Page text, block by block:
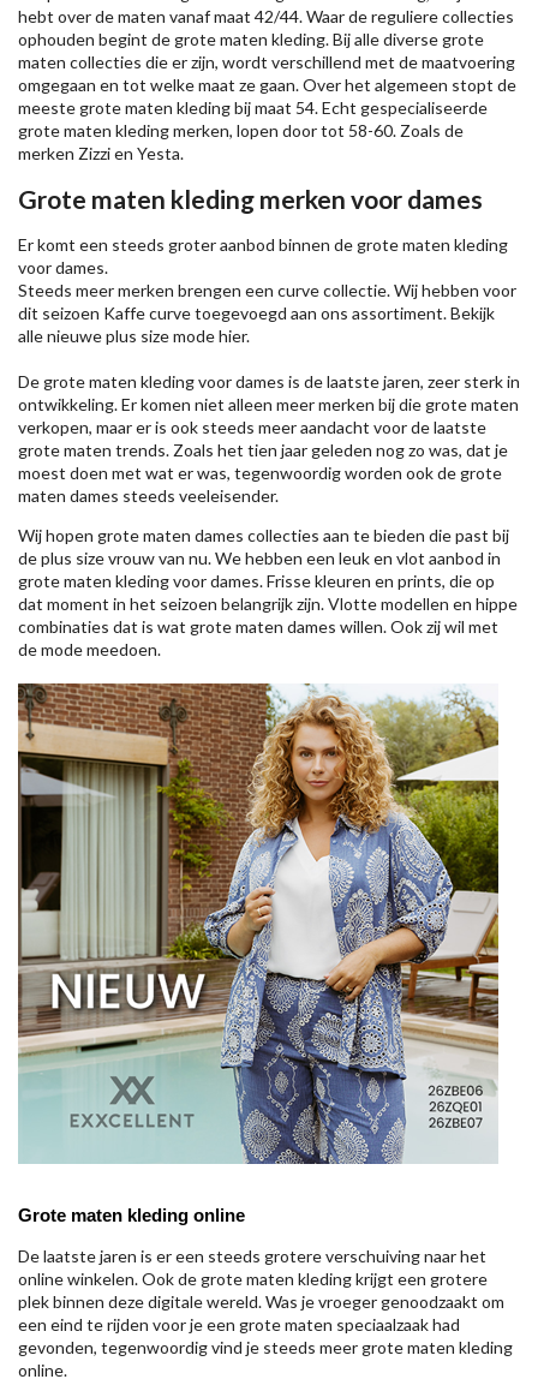
hebt over de maten vanaf maat 42/44. Waar de reguliere collecties
ophouden begint de grote maten kleding. Bij alle diverse grote
maten collecties die er zijn, wordt verschillend met de maatvoering
omgegaan en tot welke maat ze gaan. Over het algemeen stopt de
meeste grote maten kleding bij maat 54. Echt gespecialiseerde
grote maten kleding merken, lopen door tot 58-60. Zoals de
merken Zizzien Yesta.
Grote maten kleding merken voor dames
Er komt een steeds groter aanbod binnen de grote maten kleding
voor dames.
Steeds meer merken brengen een curve collectie. Wij hebben voor
dit seizoen Kaffecurve toegevoegd aan ons assortiment. Bekijk
alle nieuweplus size modehier.
De grote maten kleding voor dames is de laatste jaren, zeer sterk in
ontwikkeling. Er komen niet alleen meer merken bij die grote maten
verkopen, maar er is ook steeds meer aandacht voor de laatste
grote maten trends. Zoals het tien jaar geleden nog zo was, dat je
moest doen met wat er was, tegenwoordig worden ook de grote
maten dames steeds veeleisender.
Wij hopen grote maten dames collecties aan te bieden die past bij
de plus size vrouw van nu. We hebben een leuk en vlot aanbod in
grote maten kleding voor dames. Frisse kleuren en prints, die op
dat moment in het seizoen belangrijk zijn. Vlotte modellen en hippe
combinaties dat is wat grote maten dames willen. Ook zij wil met
de mode meedoen.
Grote maten kleding online
De laatste jaren is er een steeds grotere verschuiving naar het
online winkelen. Ook de grote maten kleding krijgt een grotere
plek binnen deze digitale wereld. Was je vroeger genoodzaakt om
een eind te rijden voor je een grote maten speciaalzaak had
gevonden, tegenwoordig vind je steeds meer grote maten kleding
online.